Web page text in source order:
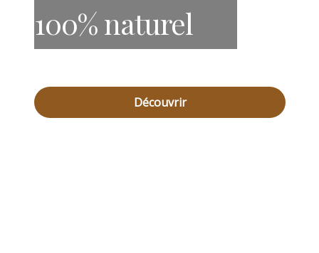
100% naturel
Découvrir